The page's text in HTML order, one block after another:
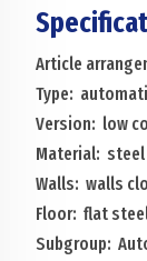
container
automatic
tilting
container
low
construction
height
Menge
Article
Type:
Version: low
Material: steel
Walls: walls
Floor: flat
Subgroup: